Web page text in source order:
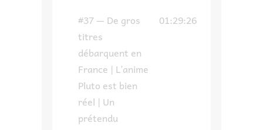
#37 — De gros
titres
débarquent en
France | L’anime
Pluto est bien
réel | Un
prétendu
01:29:26